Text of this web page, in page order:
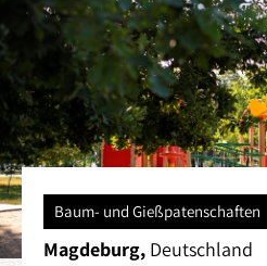
Baum- und Gießpatenschaften
Magdeburg, Deutschland